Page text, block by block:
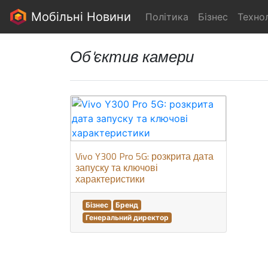
Мобільні Новини Політика Бізнес
Об'єктив камери
Vivo Y300 Pro 5G: розкрита дата
запуску та ключові
характеристики
Бізнес
Бренд
Генеральний директор